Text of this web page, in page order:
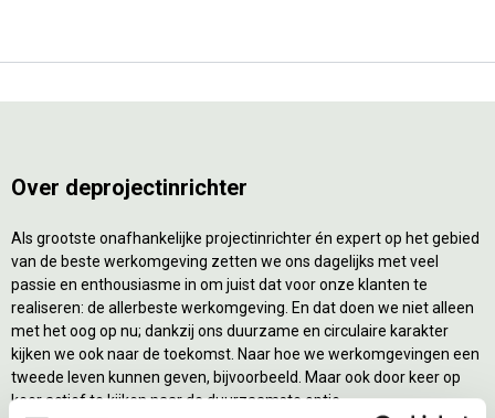
Over deprojectinrichter
Als grootste onafhankelijke projectinrichter én expert op het gebied
van de beste werkomgeving zetten we ons dagelijks met veel
passie en enthousiasme in om juist dat voor onze klanten te
realiseren: de allerbeste werkomgeving. En dat doen we niet alleen
met het oog op nu; dankzij ons duurzame en circulaire karakter
kijken we ook naar de toekomst. Naar hoe we werkomgevingen een
tweede leven kunnen geven, bijvoorbeeld. Maar ook door keer op
keer actief te kijken naar de duurzaamste optie.